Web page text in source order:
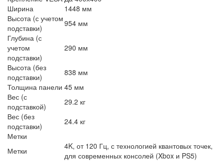
Ширина
1448 мм
Высота (с учетом
подставки)
954 мм
Глубина (с
учетом
подставки)
290 мм
Высота (без
подставки)
838 мм
Толщина панели 45 мм
Вес (с
подставкой)
29.2 кг
Вес (без
подставки)
24.4 кг
Метки
Метки
4K, от 120 Гц, с технологией квантовых точек,
для современных консолей (Xbox и PS5)